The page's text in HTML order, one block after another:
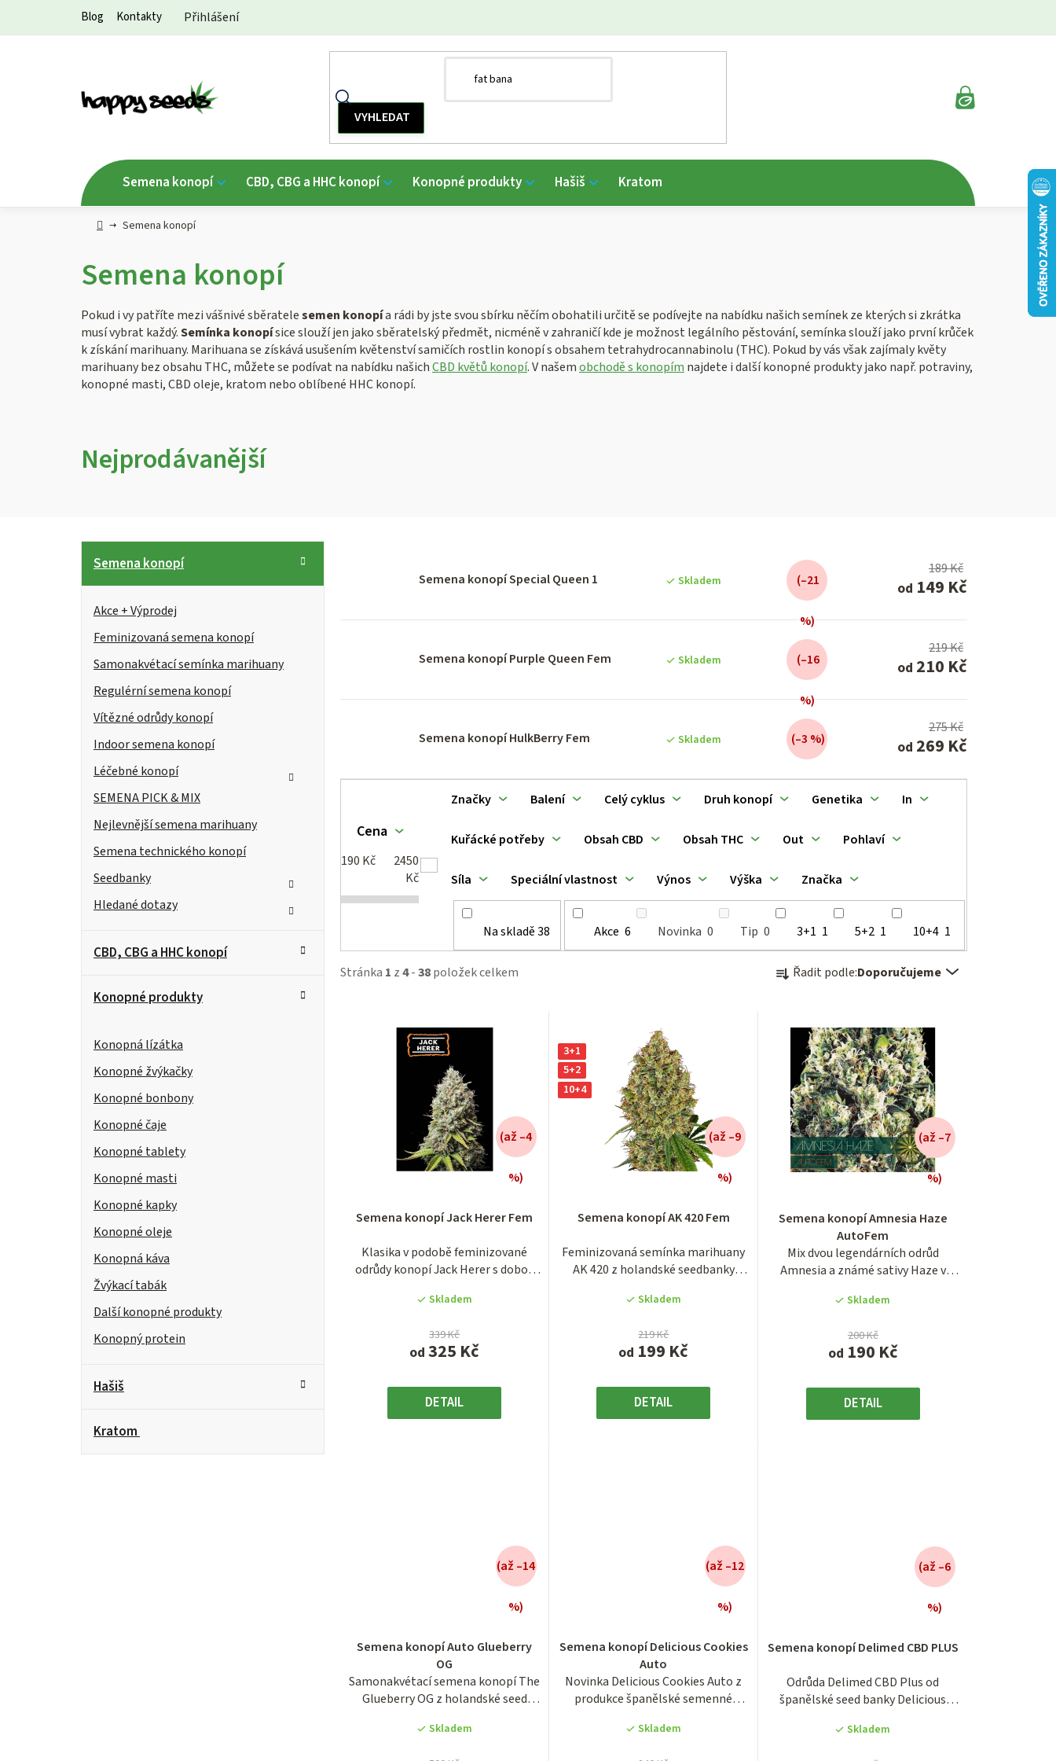
Blog Kontakty Přihlášení
NÁKUPNÍ
Semena konopí CBD, CBG a HHC konopí Konopné produkty Hašiš Kratom
HlavníSemena konopí
Semena konopí
Pokud i vy patříte mezi vášnivé sběratelesemen konopía rádi by jste svou sbírku něčím obohatili určitě se podívejte na nabídku našich semínek ze kterých si zkrátka
musí vybrat každý.Semínka konopísice slouží jen jako sběratelský předmět, nicméně v zahraničí kde je možnost legálního pěstování, semínka slouží jako první krůček
k získání marihuany. Marihuana se získává usušením květenství samičích rostlin konopí s obsahem tetrahydrocannabinolu (THC). Pokud by vás však zajímaly květy
marihuany bez obsahu THC, můžete se podívat na nabídku našichCBD květů konopí. V našemobchodě s konopím najdete i další konopné produkty jako např. potraviny,
konopné masti, CBD oleje, kratom nebo oblíbené HHC konopí.
Nejprodávanější
P
o
a
n
n
p
a
n
kategorie
K
t
Semena konopí
Akce + Výprodej
Feminizovaná semena konopí
Samonakvétací semínka marihuany
Regulérní semena konopí
Vítězné odrůdy konopí
Indoor semena konopí
Léčebné konopí
SEMENA PICK & MIX
Nejlevnější semena marihuany
Semena technického konopí
Seedbanky
Hledané dotazy
CBD, CBG a HHC konopí
Konopné produkty
Konopná lízátka
Konopné žvýkačky
Konopné bonbony
Konopné čaje
Konopné tablety
Konopné masti
Konopné kapky
Konopné oleje
Konopná káva
Žvýkací tabák
Další konopné produkty
Konopný protein
Hašiš
Kratom
Semena konopí Special Queen 1 Skladem
189 Kč
(–21
%)
od 149 Kč
Semena konopí Purple Queen Fem Skladem
219 Kč
(–16
%)
od 210 Kč
Semena konopí HulkBerry Fem Skladem
275 Kč
(–3 %) od 269 Kč
Stránka 1 z4-38položek celkem
Ř
o
d
u
Řadit podle:Doporučujeme
Cena
190 Kč
2450
Kč
Na skladě38 Akce 6 Novinka 0 Tip 0 3+1 1 5+2 1 10+4 1
Značky Balení Celý cyklus Druh konopí Genetika In
Kuřácké potřeby Obsah CBD Obsah THC Out Pohlaví
Síla Speciální vlastnost Výnos Výška Značka
p
p
o
k
t
Semena konopí Jack Herer Fem
Klasika v podobě feminizované
odrůdy konopí Jack Herer s dobou
Skladem
od 325 Kč
339 Kč
(až –4
%)
DETAIL
produktu
3,0
z
hvězdiček.
3+1
5+2
10+4
Semena konopí AK 420 Fem
Feminizovaná semínka marihuany
AK 420 z holandské seedbanky
Skladem
od 199 Kč
219 Kč
(až –9
%)
DETAIL
produktu
4,0
z
hvězdiček.
Semena konopí Amnesia Haze
AutoFem
Mix dvou legendárních odrůd
Amnesia a známé sativy Haze v
Skladem
od 190 Kč
200 Kč
(až –7
%)
DETAIL
Semena konopí Auto Glueberry
OG
Samonakvétací semena konopí The
Glueberry OG z holandské seed
Skladem
(až –14
%)
produktu
je
3,9
z
hvězdiček.
Semena konopí Delicious Cookies
Auto
Novinka Delicious Cookies Auto z
produkce španělské semenné
Skladem
(až –12
%)
produktu
je
3,3
z
hvězdiček.
Semena konopí Delimed CBD PLUS
Odrůda Delimed CBD Plus od
španělské seed banky Delicious
Skladem
(až –6
%)
produktu
3,8
z
hvězdiček.